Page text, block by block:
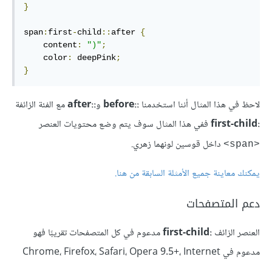
}
span: first-child :: after {
    content
: ")" ;
    color
: deepPink;
}
لاحظ في هذا المثال أننا استخدمنا::before و::after
مع الفئة الزائفة
:first-child
ففي هذا المثال سوف يتم وضع محتويات العنصر
<span>
داخل قوسين لونهما زهري.
يمكنك معاينة جميع الأمثلة السابقة من هنا.
دعم المتصفحات
العنصر الزائف:first-child
مدعوم في كل المتصفحات تقريبًا فهو
مدعوم في Chrome، Firefox، Safari، Opera 9.5+، Internet